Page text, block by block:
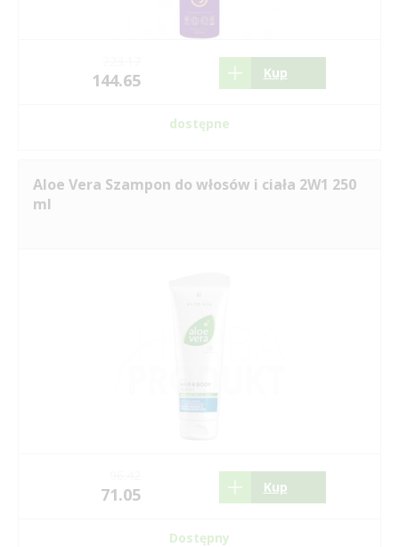
144.65 Kup
dostępne
Aloe Vera Szampon do włosów i ciała 2W1 250
ml
71.05 Kup
Dostępny